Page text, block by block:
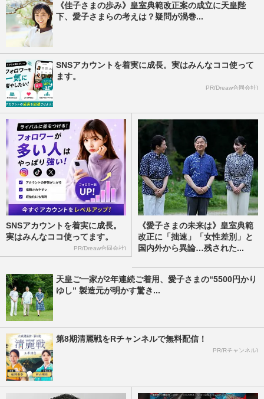
雅子さまと愛子さま、「かりゆしリンクコ
ーデ」で那須へ… “時差を超えた”W杯同
《佳子さまの歩み》皇室典範改正案の成立に天皇陛
下、愛子さまらの考えは？疑問が渦巻...
SNSアカウントを着実に成長。実はみんなココ使って
ます。
PR(Dreaw合同会社)
SNSアカウントを着実に成長。
実はみんなココ使ってます。
PR(Dreaw合同会社)
《愛子さまの未来は》皇室典範
改正に「拙速」「女性差別」と
国内外から異論…残された...
天皇ご一家が2年連続ご着用、愛子さまの“5500円かり
ゆし” 製造元が明かす驚き...
第8期清麗戦をRチャンネルで無料配信！
PR(Rチャンネル)